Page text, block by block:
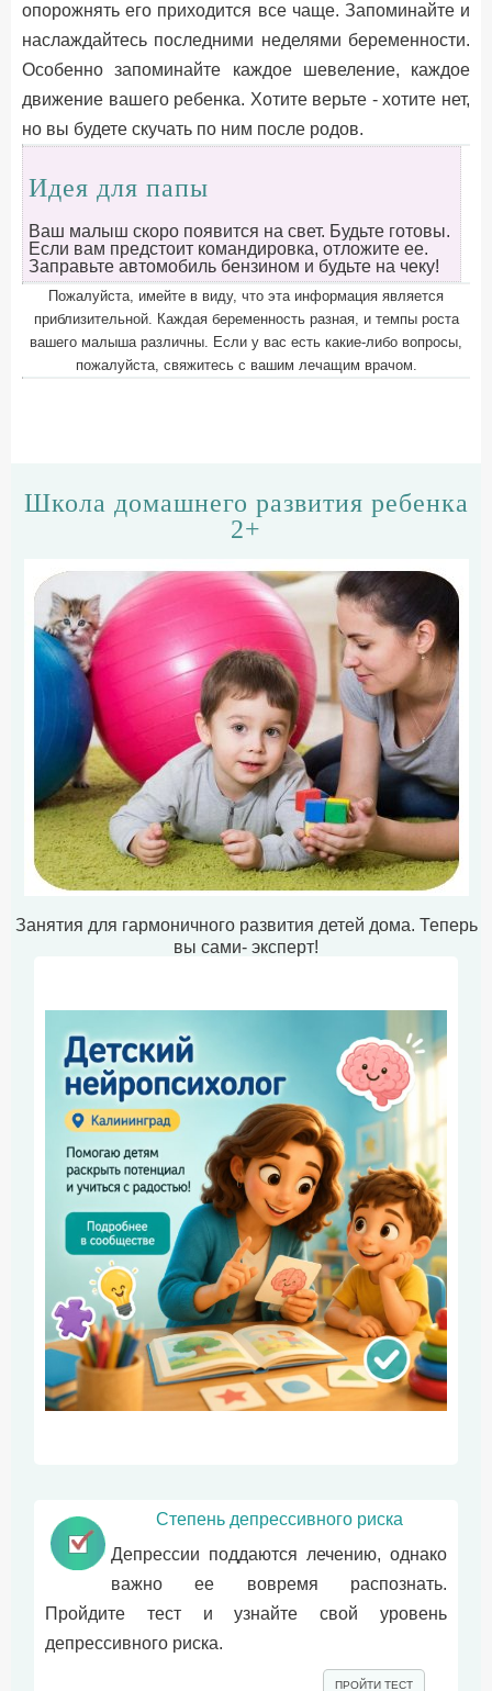
опорожнять его приходится все чаще. Запоминайте и
наслаждайтесь последними неделями беременности.
Особенно запоминайте каждое шевеление, каждое
движение вашего ребенка. Хотите верьте - хотите нет,
но вы будете скучать по ним после родов.
Идея для папы
Ваш малыш скоро появится на свет. Будьте готовы.
Если вам предстоит командировка, отложите ее.
Заправьте автомобиль бензином и будьте на чеку!
Пожалуйста, имейте в виду, что эта информация является
приблизительной. Каждая беременность разная, и темпы роста
вашего малыша различны. Если у вас есть какие-либо вопросы,
пожалуйста, свяжитесь с вашим лечащим врачом.
Школа домашнего развития ребенка
2+
Занятия для гармоничного развития детей дома. Теперь
вы сами- эксперт!
Степень депрессивного риска
Депрессии поддаются лечению, однако
важно ее вовремя распознать.
Пройдите тест и узнайте свой уровень
депрессивного риска.
ПРОЙТИ ТЕСТ